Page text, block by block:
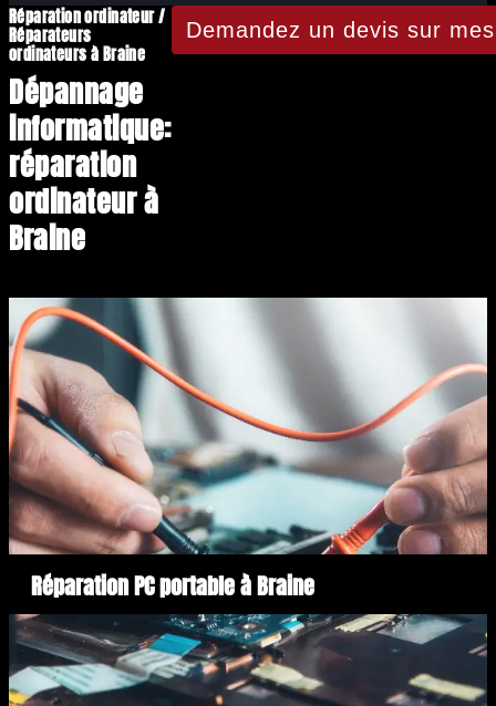
Réparation ordinateur /
Réparateurs
ordinateurs à Braine
Dépannage
informatique:
réparation
ordinateur à
Braine
Demandez un devis sur
Réparation PC portable à Braine